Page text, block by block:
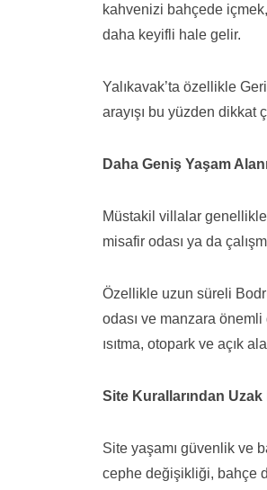
kahvenizi bahçede
daha keyifli hale gelir.
Yalıkavak’ta özellikle
arayışı bu yüzden dikkat
Daha Geniş Yaşam
Müstakil villalar
misafir odası ya da
Özellikle uzun süreli
odası ve manzara önemli
ısıtma, otopark ve açık
Site Kurallarından
Site yaşamı güvenlik ve
cephe değişikliği, bahçe